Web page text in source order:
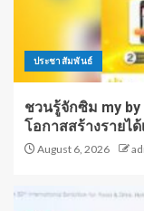
ประชาสัมพันธ์
ชวนรู้จักซิม my by
โอกาสสร้างรายไ
August 6, 2026